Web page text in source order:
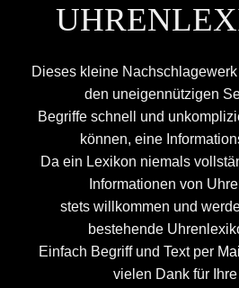
Dieses kleine
den uneigennützigen
Begriffe schnell und
können, eine
Da ein Lexikon niemals
Informationen von
stets willkommen und
bestehende
Einfach Begriff und Text per Mail
vielen Dank für